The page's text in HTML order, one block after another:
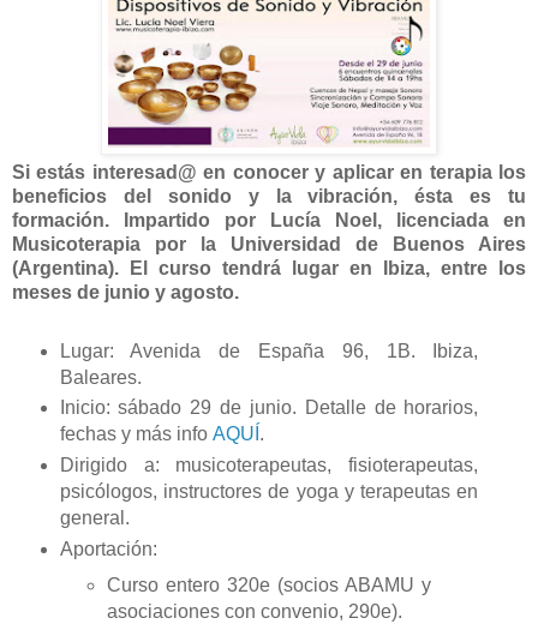
Si estás interesad@ en conocer y aplicar en terapia los
beneficios del sonido y la vibración, ésta es tu
formación. Impartido por Lucía Noel, licenciada en
Musicoterapia por la Universidad de Buenos Aires
(Argentina). El curso tendrá lugar en Ibiza, entre los
meses de junio y agosto.
Lugar: Avenida de España 96, 1B. Ibiza,
Baleares.
Inicio: sábado 29 de junio. Detalle de horarios,
fechas y más info AQUÍ .
Dirigido a: musicoterapeutas, fisioterapeutas,
psicólogos, instructores de yoga y terapeutas en
general.
Aportación:
Curso entero 320e (socios ABAMU y
asociaciones con convenio, 290e).